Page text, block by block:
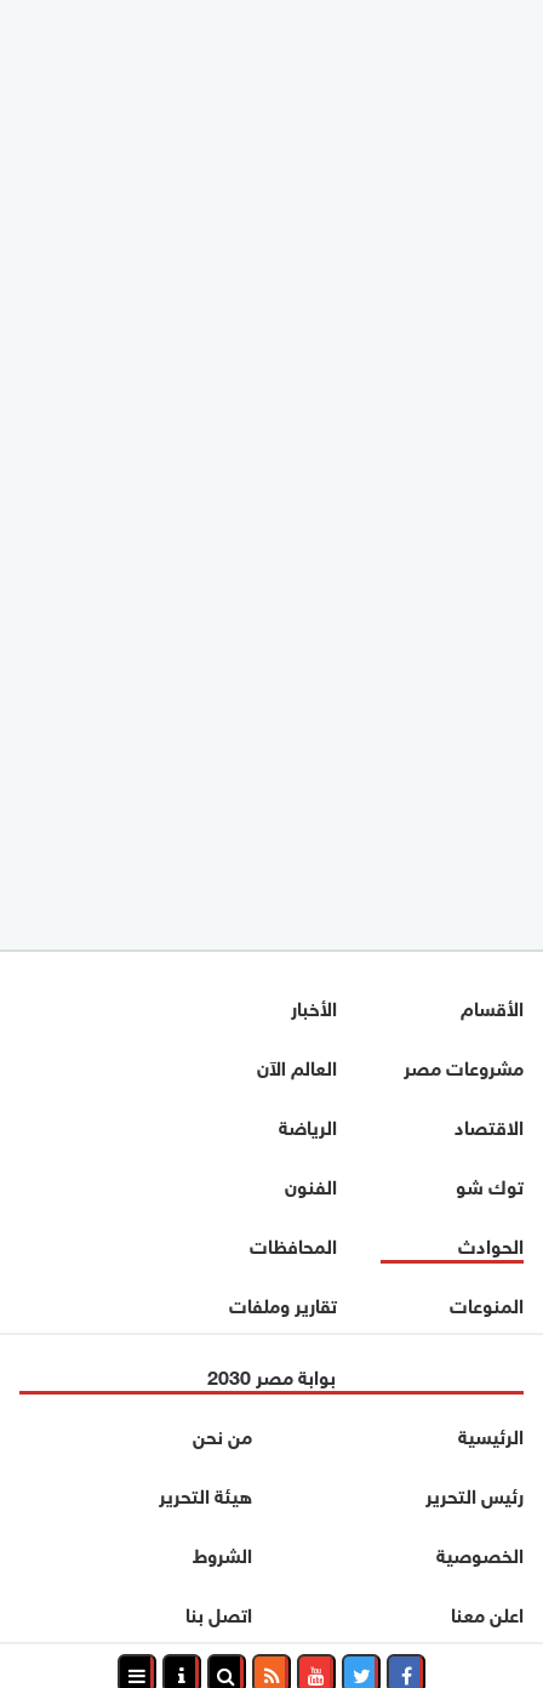
الأقسام
الأخبار
مشروعات مصر
العالم الآن
الاقتصاد
الرياضة
توك شو
الفنون
الحوادث
المحافظات
المنوعات
تقارير وملفات
بوابة مصر 2030
الرئيسية
من نحن
رئيس التحرير
هيئة التحرير
الخصوصية
الشروط
اعلن معنا
اتصل بنا